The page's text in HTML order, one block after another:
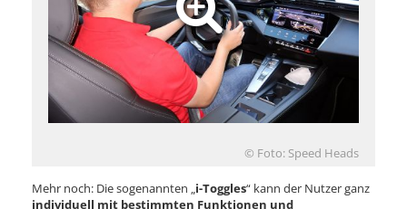
© Foto: Speed Heads
Mehr noch: Die sogenannten „i-Toggles“ kann der Nutzer ganz
individuell mit bestimmten Funktionen und